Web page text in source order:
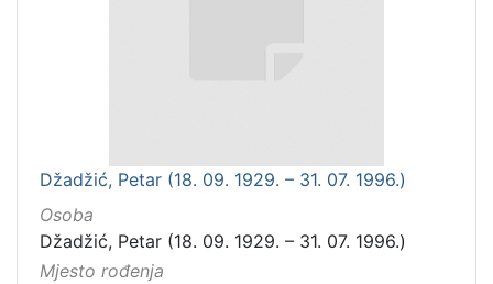
Džadžić, Petar (18. 09. 1929. – 31. 07. 1996.)
Osoba
Džadžić, Petar (18. 09. 1929. – 31. 07. 1996.)
Mjesto rođenja